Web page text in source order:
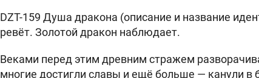
DZT-159 Душа дракона (описание и название
ревёт. Золотой дракон наблюдает.
Веками перед этим древним стражем
многие достигли славы и ещё больше — канули в